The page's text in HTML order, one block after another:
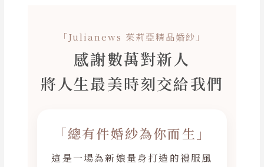
「Julianews 茱莉亞精品婚紗」
感謝數萬對新人
將人生最美時刻交給我們
「總有件婚紗為你而生」
這是一場為新娘量身打造的禮服風